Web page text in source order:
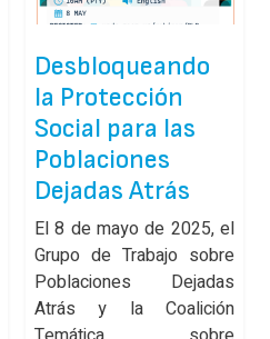
Desbloqueando
la Protección
Social para las
Poblaciones
Dejadas Atrás
El 8 de mayo de 2025, el
Grupo de Trabajo sobre
Poblaciones Dejadas
Atrás y la Coalición